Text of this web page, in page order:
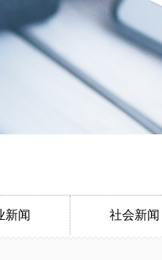
新闻 社会新闻